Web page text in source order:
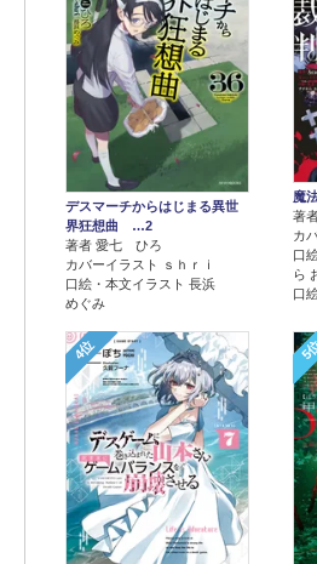
デスマーチからはじまる異世
界狂想曲 …2
著者 愛七 ひろ
カバーイラスト ｓｈｒｉ
口絵・本文イラスト 長浜
めぐみ
魔
著
カ
口
ら
口
4位 5